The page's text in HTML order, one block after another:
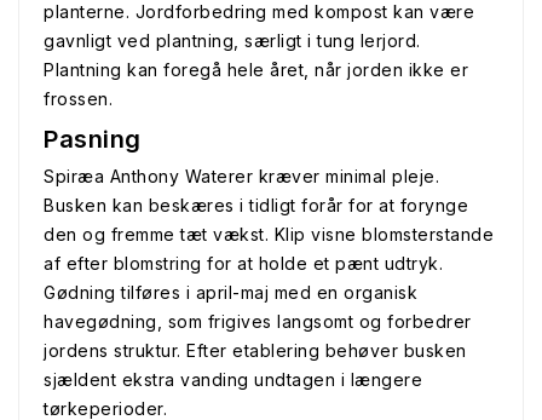
planterne. Jordforbedring med kompost kan være
gavnligt ved plantning, særligt i tung lerjord.
Plantning kan foregå hele året, når jorden ikke er
frossen.
Pasning
Spiræa Anthony Waterer kræver minimal pleje.
Busken kan beskæres i tidligt forår for at forynge
den og fremme tæt vækst. Klip visne blomsterstande
af efter blomstring for at holde et pænt udtryk.
Gødning tilføres i april-maj med en organisk
havegødning, som frigives langsomt og forbedrer
jordens struktur. Efter etablering behøver busken
sjældent ekstra vanding undtagen i længere
tørkeperioder.